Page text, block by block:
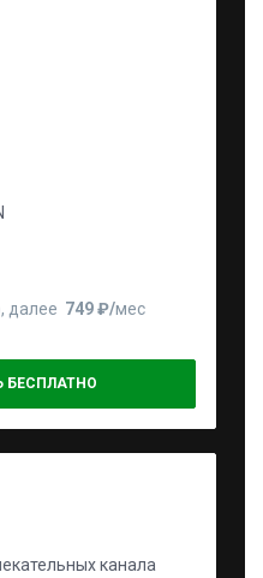
далее 749 ₽⁠/⁠мес
БЕСПЛАТНО
канала